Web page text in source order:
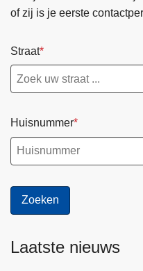
of zij is je eerste
Straat
Huisnummer
Laatste nieuws